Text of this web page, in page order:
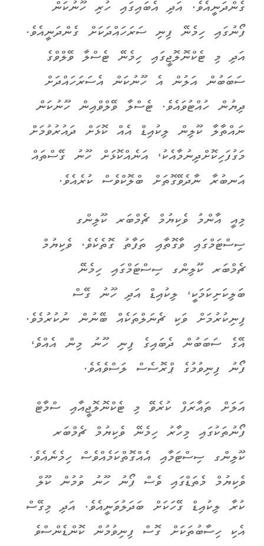
ގެންދަނީއެވެ. އަދި އެބައިގައި ހުރި ހޫނުކަން
ފޯނުގައި ހިމެނޭ ފިނި ސަރަހައްދަކަށް ގެންދަނީއެވެ.
އަދި މި ޓެކްނޮލޮޖީގައި ހިމެނޭ ޓެސްލާ ވޭލްވްގެ
ސަބަބުން އަލުން އެ ހޫނުކަން އެސަރަހައްދަށް
ދިޔުން ހުއްޓުވައެވެ. ޓެސްލާ ވޭލްވްއިން ހޫނުކަން
ނައްތާލާ ކޫލިން ލިކުއިޑް އެއް ކޮޅަށް ދައުރުވުމަށް
މަގުފަހިކޮށްދިނުމާއެކު، އަނެއްކޮޅަށް ހޫނު ގޭސްތައް
އަނބުރާ ނާދެވޭގޮތަށް ބްލޮކްވެސް ކުރެއެވެ.
މިއީ އާންމު ވެކިޔުމް ޗެމްބަރ ކޫލިންގ
ސިސްޓަމްގައި ވާގޮތާއި ތަފާތު ގޮތެކެވެ. ވެކިޔުމް
ޗެމްބަރ ކޫލިންގ ސިސްޓަމްގައި ހިމެނޭ
ބަލިކަށިކަމަކީ، ލިކުއިޑް އަދި ހޫނު ގޭސް
ފިނިކުރުމަށް ވަކި ޗެނަލްތަކެއް ބޭނުން ނުކުރުމެވެ.
އޭގެ ސަބަބުން ދެބައިގެ ފިނި ހޫނު މިން އެއްވެ،
ފޯނު ފިނިވުމުގެ ޕްރޮސެސް ލަސްވެއެވެ.
އަލަށް ތައާރަފް ކުރެވޭ މި ޓެކްނޮލޮޖީއާއި ސްމާޓް
ފޯނުތަކުގައި މިހާރު ހިމެނޭ ވެކިޔުމް ޗެމްބަރ
ކޫލިންގ ސިސްޓަމާއި އެއްގޮތްކަމެއްވެސް ހިމެނެއެވެ.
ވެކިޔުމް މެތަޑްގައި ވެސް ފޯނު ހޫނު ވުމުން ކޫލް
ކުރާ ލިކުއިޑް ގޭހަކަށް ބަދަލުވަނީއެވެ. އަދި މިގޭސް
އެކި ހިސާބުތަކަށް ގޮސް ފިނިވުމުން ކޮންޑެންސްވެ